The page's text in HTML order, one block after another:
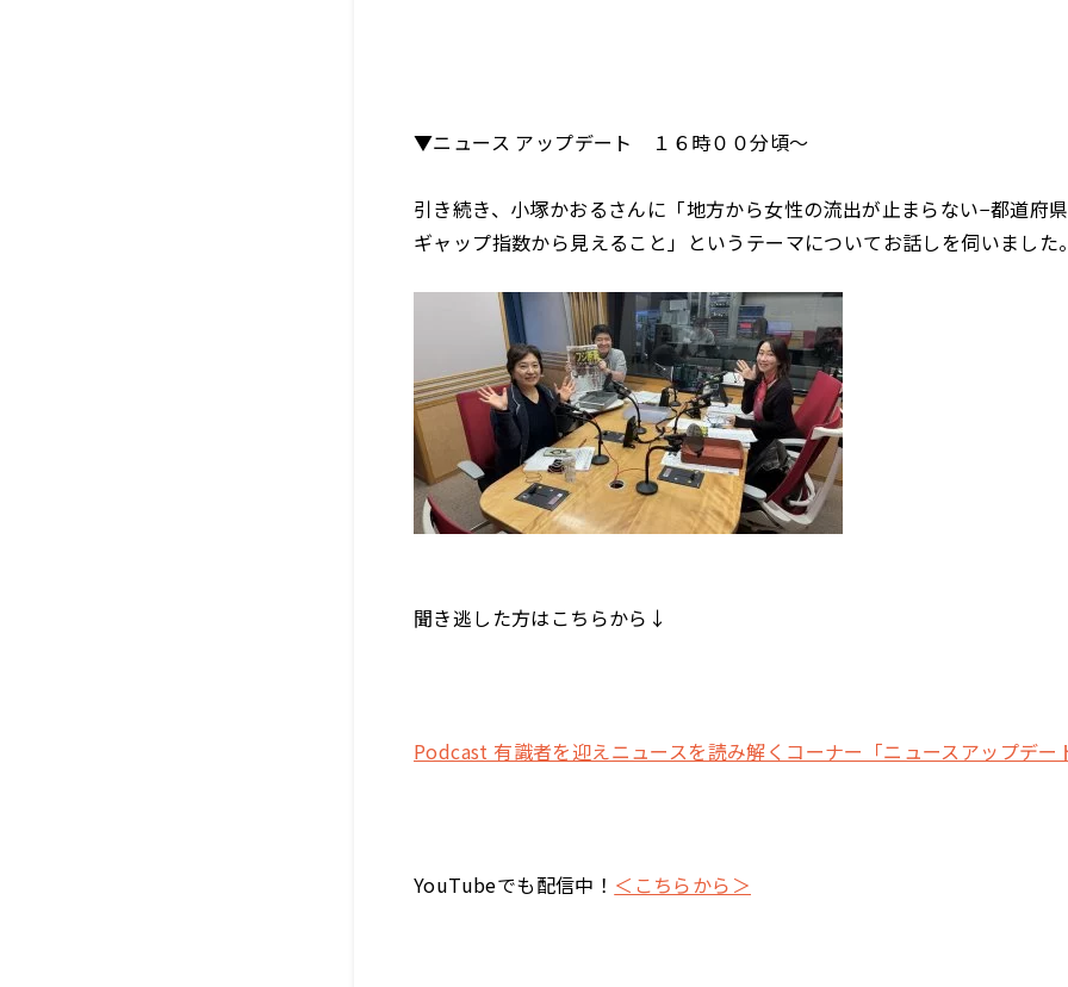
▼ニュース アップデート １６時００分頃～
引き続き、小塚かおるさんに「地方から女性の流出が止まらない−都道府
ギャップ指数から見えること」というテーマについてお話しを伺いました
聞き逃した方はこちらから↓
Podcast 有識者を迎えニュースを読み解くコーナー「ニュースアップデー
YouTubeでも配信中！ ＜こちらから＞